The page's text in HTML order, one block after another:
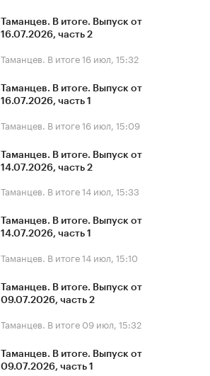
Таманцев. В итоге. Выпуск от
16.07.2026, часть 2
Таманцев. В итоге16 июл, 15:32
Таманцев. В итоге. Выпуск от
16.07.2026, часть 1
Таманцев. В итоге16 июл, 15:09
Таманцев. В итоге. Выпуск от
14.07.2026, часть 2
Таманцев. В итоге14 июл, 15:33
Таманцев. В итоге. Выпуск от
14.07.2026, часть 1
Таманцев. В итоге14 июл, 15:10
Таманцев. В итоге. Выпуск от
09.07.2026, часть 2
Таманцев. В итоге 09 июл, 15:32
Таманцев. В итоге. Выпуск от
09.07.2026, часть 1